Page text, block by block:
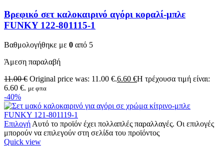
Βρεφικό σετ καλοκαιρινό αγόρι κοραλί-μπλε
FUNKY 122-801115-1
Βαθμολογήθηκε με 0 από 5
Άμεση παραλαβή
11.00€ Original price was: 11.00 €.6.60 €Η τρέχουσα τιμή είναι:
6.60 €. με φπα
-40%
Επιλογή Αυτό το προϊόν έχει πολλαπλές παραλλαγές. Οι επιλογές
μπορούν να επιλεγούν στη σελίδα του προϊόντος
Quick view